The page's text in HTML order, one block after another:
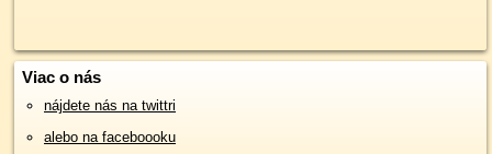
Viac o nás
nájdete nás na twittri
alebo na faceboooku